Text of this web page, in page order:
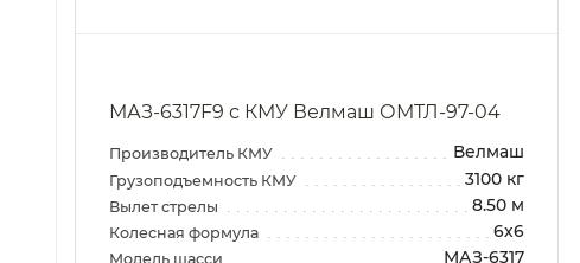
МАЗ-6317F9 с КМУ Велмаш ОМТЛ-97-04
Производитель КМУ Велмаш
Грузоподъемность КМУ 3100 кг
Вылет стрелы 8.50 м
Колесная формула 6х6
Модель шасси МАЗ-6317